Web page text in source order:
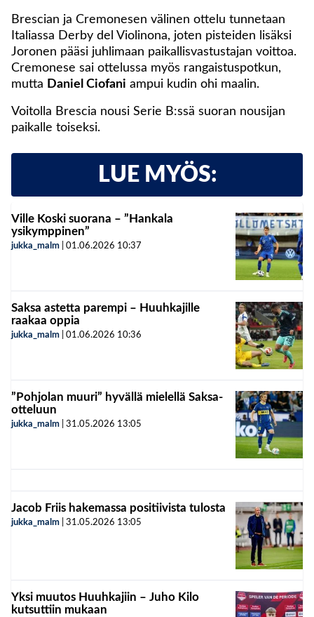
Brescian ja Cremonesen välinen ottelu tunnetaan
Italiassa Derby del Violinona, joten pisteiden lisäksi
Joronen pääsi juhlimaan paikallisvastustajan voittoa.
Cremonese sai ottelussa myös rangaistuspotkun,
mutta Daniel Ciofani ampui kudin ohi maalin.
Voitolla Brescia nousi Serie B:ssä suoran nousijan
paikalle toiseksi.
LUE MYÖS:
Ville Koski suorana – ”Hankala
ysikymppinen”
jukka_malm 01.06.2026 10:37
Saksa astetta parempi – Huuhkajille
raakaa oppia
jukka_malm 01.06.2026 10:36
”Pohjolan muuri” hyvällä mielellä Saksa-
otteluun
jukka_malm 31.05.2026 13:05
Jacob Friis hakemassa positiivista tulosta
jukka_malm 31.05.2026 13:05
Yksi muutos Huuhkajiin – Juho Kilo
kutsuttiin mukaan